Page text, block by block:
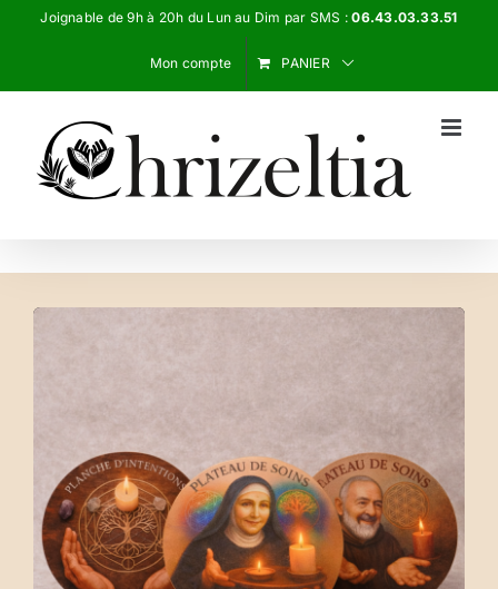
PasserJoignable de 9h à 20h du Lun au Dim par SMS :06.43.03.33.51
Mon compte PANIER